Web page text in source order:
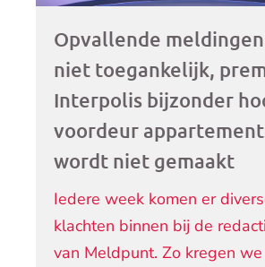
Opvallende
niet toegankelijk,
Interpolis bijzonder
voordeur
wordt niet gemaakt
Iedere week komen er
klachten binnen bij de
van Meldpunt. Zo kregen